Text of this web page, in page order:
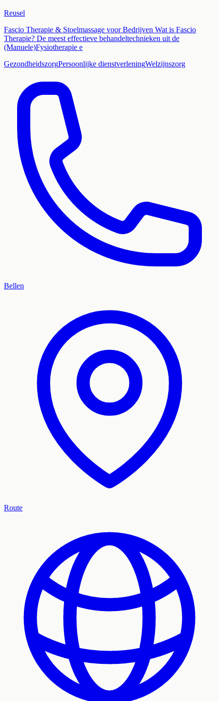
Reusel
Fascio Therapie & Stoelmassage voor Bedrijven Wat is Fascio
Therapie? De meest effectieve behandeltechnieken uit de
(Manuele)Fysiotherapie e
GezondheidszorgPersoonlijke dienstverleningWelzijnszorg
Bellen
Route